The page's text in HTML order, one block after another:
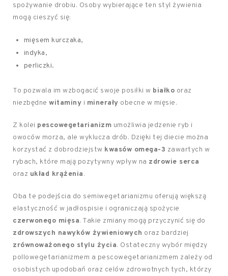
spożywanie drobiu. Osoby wybierające ten styl żywienia
mogą cieszyć się:
mięsem kurczaka,
indyka,
perliczki.
To pozwala im wzbogacić swoje posiłki w białko oraz
niezbędne witaminy i minerały obecne w mięsie.
Z kolei pescowegetarianizm umożliwia jedzenie ryb i
owoców morza, ale wyklucza drób. Dzięki tej diecie można
korzystać z dobrodziejstw kwasów omega-3 zawartych w
rybach, które mają pozytywny wpływ na zdrowie serca
oraz układ krążenia.
Oba te podejścia do semiwegetarianizmu oferują większą
elastyczność w jadłospisie i ograniczają spożycie
czerwonego mięsa. Takie zmiany mogą przyczynić się do
zdrowszych nawyków żywieniowych oraz bardziej
zrównoważonego stylu życia. Ostateczny wybór między
pollowegetarianizmem a pescowegetarianizmem zależy od
osobistych upodobań oraz celów zdrowotnych tych, którzy